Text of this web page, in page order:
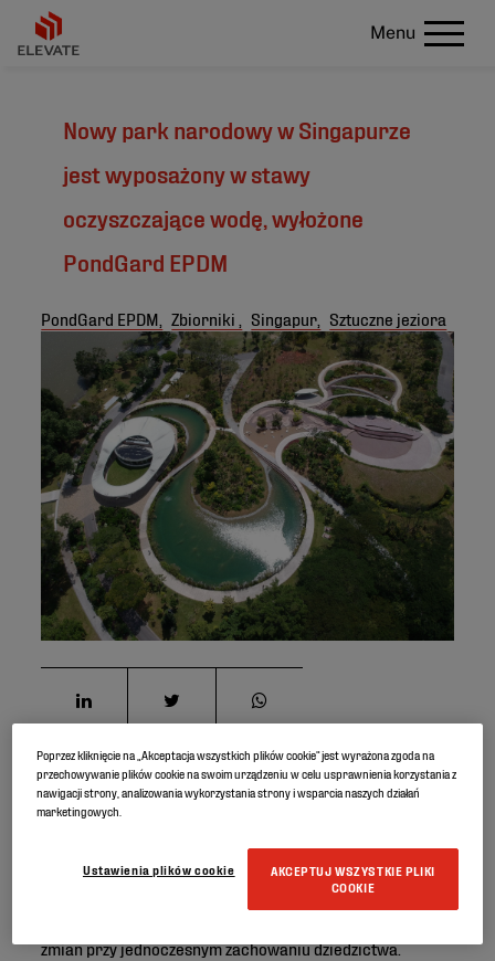
Menu
Nowy park narodowy w Singapurze
jest wyposażony w stawy
oczyszczające wodę, wyłożone
PondGard EPDM
PondGard EPDM, Zbiorniki , Singapur, Sztuczne jeziora
90-hektarowe ogrody Jurong Lake Gardens to
najnowsze narodowe ogrody Singapuru, stworzone z
przez brytyjską, wielokrotnie nagradzaną pracownię
architektury krajobrazu Gustafson Porter + Bowman, ma
zmian przy jednoczesnym zachowaniu dziedzictwa.
Poprzez kliknięcie na „Akceptacja wszystkich plików cookie” jest wyrażona zgoda na
przechowywanie plików cookie na swoim urządzeniu w celu usprawnienia korzystania z
nawigacji strony, analizowania wykorzystania strony i wsparcia naszych działań
marketingowych.
AKCEPTUJ WSZYSTKIE PLIKI
COOKIE
Ustawienia plików cookie